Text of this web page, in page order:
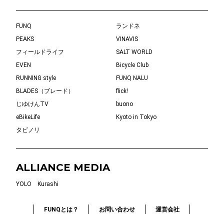
FUNQ
ランドネ
PEAKS
VINAVIS
フィールドライフ
SALT WORLD
EVEN
Bicycle Club
RUNNING style
FUNQ NALU
BLADES（ブレード）
flick!
じゆけんTV
buono
eBikeLife
Kyoto in Tokyo
タビノリ
ALLIANCE MEDIA
YOLO Kurashi
FUNQとは？ お問い合わせ 運営会社